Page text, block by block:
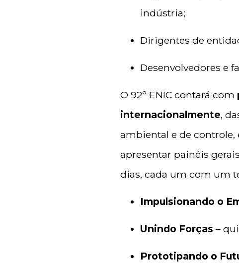
indústria;
Dirigentes de
Desenvolvedores e
O 92º ENIC contará com
internacionalmente,
ambiental e de controle,
apresentar painéis
dias, cada um com um
Impulsionando o
Unindo Forças –
Prototipando o